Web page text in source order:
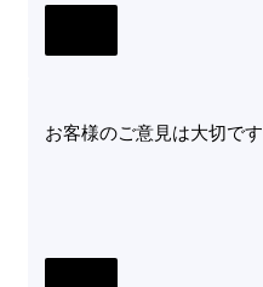
お客様のご意見は大切です